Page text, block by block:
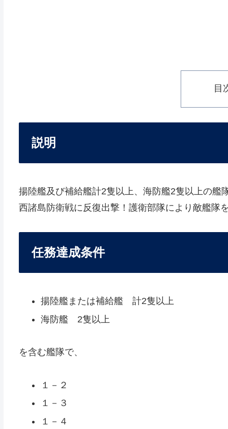
目
説明
揚陸艦及び補給艦計2隻以上、海防艦2隻以上の艦
西諸島防衛戦に反復出撃！護衛部隊により敵艦隊
任務達成条件
揚陸艦または補給艦 計2隻以上
海防艦 2隻以上
を含む艦隊で、
１－２
１－３
１－４